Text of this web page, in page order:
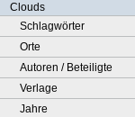
Clouds
Schlagwörter
Orte
Autoren / Beteiligte
Verlage
Jahre